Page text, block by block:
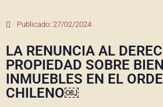
Publicado: 27/02/2024
LA RENUNCIA AL
PROPIEDAD SOBRE
INMUEBLES EN EL
CHILENO￼